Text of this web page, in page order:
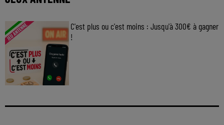
C'est plus ou c'est moins : Jusqu'à 300€ à gagner
!